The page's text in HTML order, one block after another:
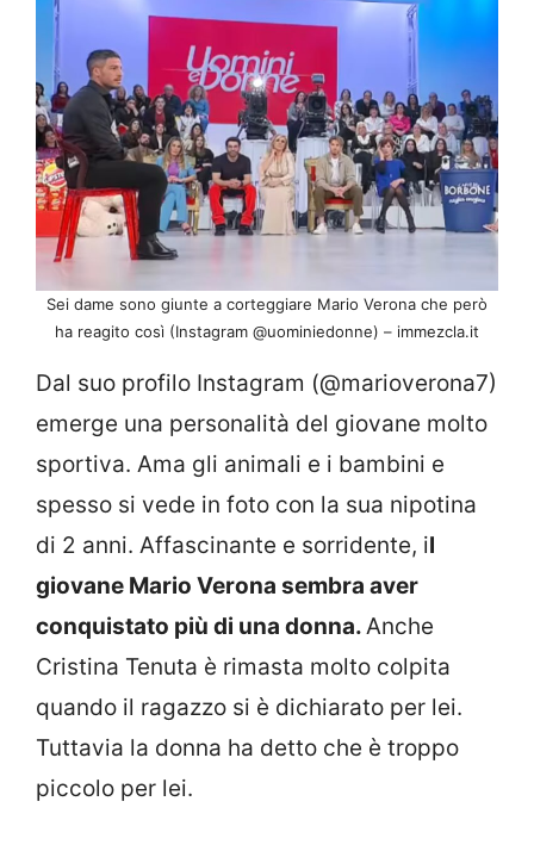
Sei dame sono giunte a corteggiare Mario Verona che però
ha reagito così (Instagram @uominiedonne) – immezcla.it
Dal suo profilo Instagram (@marioverona7)
emerge una personalità del giovane molto
sportiva. Ama gli animali e i bambini e
spesso si vede in foto con la sua nipotina
di 2 anni. Affascinante e sorridente, il
giovane Mario Verona sembra aver
conquistato più di una donna. Anche
Cristina Tenuta è rimasta molto colpita
quando il ragazzo si è dichiarato per lei.
Tuttavia la donna ha detto che è troppo
piccolo per lei.